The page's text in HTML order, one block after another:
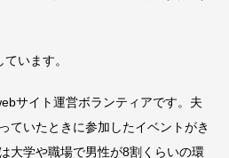
います。
サイト運営ボランティアです。夫
ていたときに参加したイベントがき
大学や職場で男性が8割くらいの環